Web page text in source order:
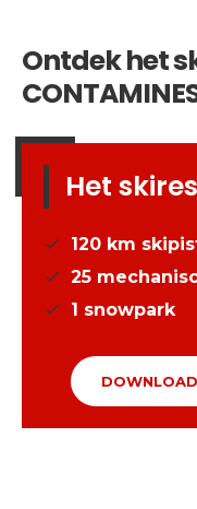
Wedstrijden
Het
120 km
25
1 snowpark
Ontdek het